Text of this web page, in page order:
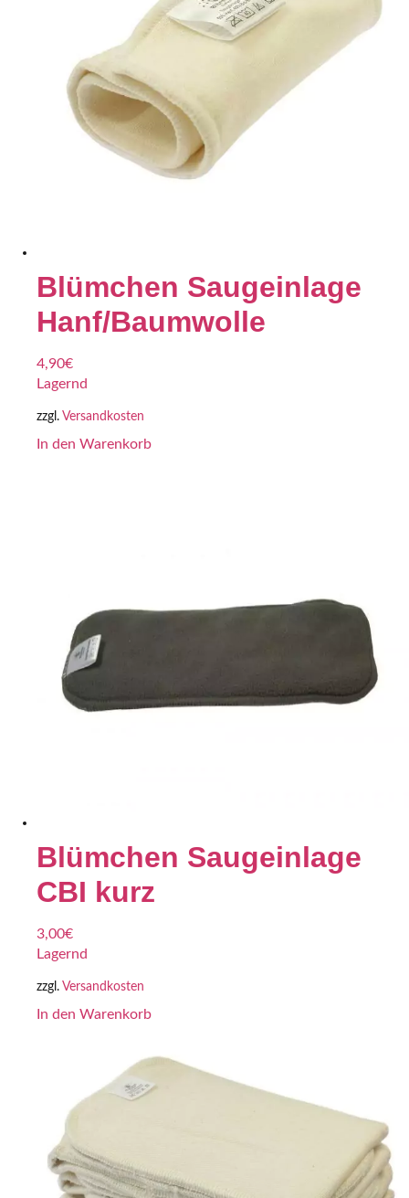
Blümchen Saugeinlage
Hanf/Baumwolle
4,90€
Lagernd
zzgl. Versandkosten
In den Warenkorb
Blümchen Saugeinlage
CBI kurz
3,00€
Lagernd
zzgl. Versandkosten
In den Warenkorb